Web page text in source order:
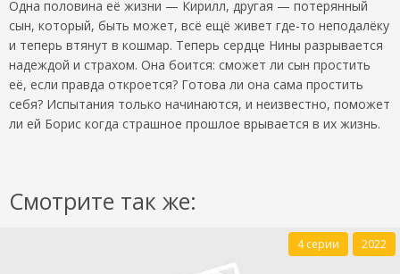
Одна половина её жизни — Кирилл, другая — потерянный
сын, который, быть может, всё ещё живет где-то неподалёку
и теперь втянут в кошмар. Теперь сердце Нины разрывается
надеждой и страхом. Она боится: сможет ли сын простить
её, если правда откроется? Готова ли она сама простить
себя? Испытания только начинаются, и неизвестно, поможет
ли ей Борис когда страшное прошлое врывается в их жизнь.
Смотрите так же:
4 серии 2022